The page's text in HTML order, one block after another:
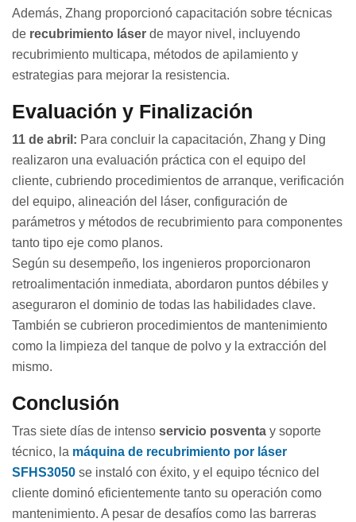
Además, Zhang proporcionó capacitación sobre técnicas
de recubrimiento láser de mayor nivel, incluyendo
recubrimiento multicapa, métodos de apilamiento y
estrategias para mejorar la resistencia.
Evaluación y Finalización
11 de abril: Para concluir la capacitación, Zhang y Ding
realizaron una evaluación práctica con el equipo del
cliente, cubriendo procedimientos de arranque, verificación
del equipo, alineación del láser, configuración de
parámetros y métodos de recubrimiento para componentes
tanto tipo eje como planos.
Según su desempeño, los ingenieros proporcionaron
retroalimentación inmediata, abordaron puntos débiles y
aseguraron el dominio de todas las habilidades clave.
También se cubrieron procedimientos de mantenimiento
como la limpieza del tanque de polvo y la extracción del
mismo.
Conclusión
Tras siete días de intenso servicio posventa y soporte
técnico, la máquina de recubrimiento por láser
SFHS3050 se instaló con éxito, y el equipo técnico del
cliente dominó eficientemente tanto su operación como
mantenimiento. A pesar de desafíos como las barreras